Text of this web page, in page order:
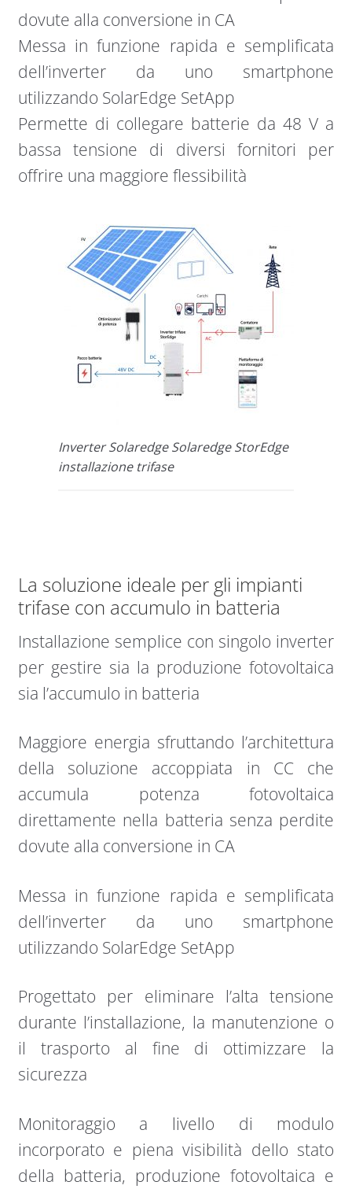
dovute alla conversione in CA
Messa in funzione rapida e semplificata
dell’inverter da uno smartphone
utilizzando SolarEdge SetApp
Permette di collegare batterie da 48 V a
bassa tensione di diversi fornitori per
offrire una maggiore flessibilità
Inverter Solaredge Solaredge StorEdge
installazione trifase
La soluzione ideale per gli impianti
trifase con accumulo in batteria
Installazione semplice con singolo inverter
per gestire sia la produzione fotovoltaica
sia l’accumulo in batteria
Maggiore energia sfruttando l’architettura
della soluzione accoppiata in CC che
accumula potenza fotovoltaica
direttamente nella batteria senza perdite
dovute alla conversione in CA
Messa in funzione rapida e semplificata
dell’inverter da uno smartphone
utilizzando SolarEdge SetApp
Progettato per eliminare l’alta tensione
durante l’installazione, la manutenzione o
il trasporto al fine di ottimizzare la
sicurezza
Monitoraggio a livello di modulo
incorporato e piena visibilità dello stato
della batteria, produzione fotovoltaica e